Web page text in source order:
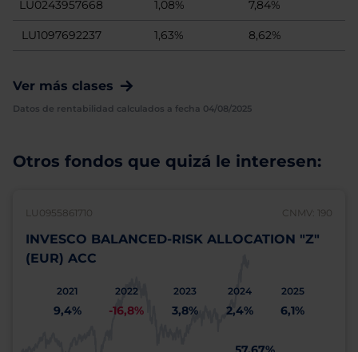
LU0243957668 1,08% 7,84%
LU1097692237 1,63% 8,62%
Ver más clases
Datos de rentabilidad calculados a fecha 04/08/2025
Otros fondos que quizá le interesen:
LU0955861710 CNMV: 190
INVESCO BALANCED-RISK ALLOCATION "Z"
(EUR) ACC
2021
9,4%
2022
-16,8%
2023
3,8%
2024
2,4%
2025
6,1%